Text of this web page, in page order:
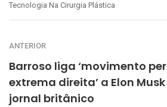
Tecnologia Na Cirurgia Plástica
ANTERIOR
Barroso liga ‘movimento
extrema direita’ a Elon
jornal britânico